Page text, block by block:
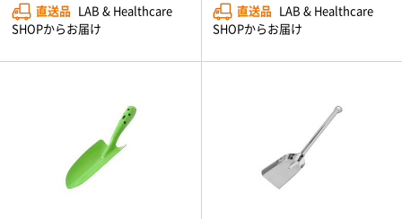
直送品 LAB & Healthcare
SHOPからお届け
直送品 LAB & Healthcare
SHOPからお届け